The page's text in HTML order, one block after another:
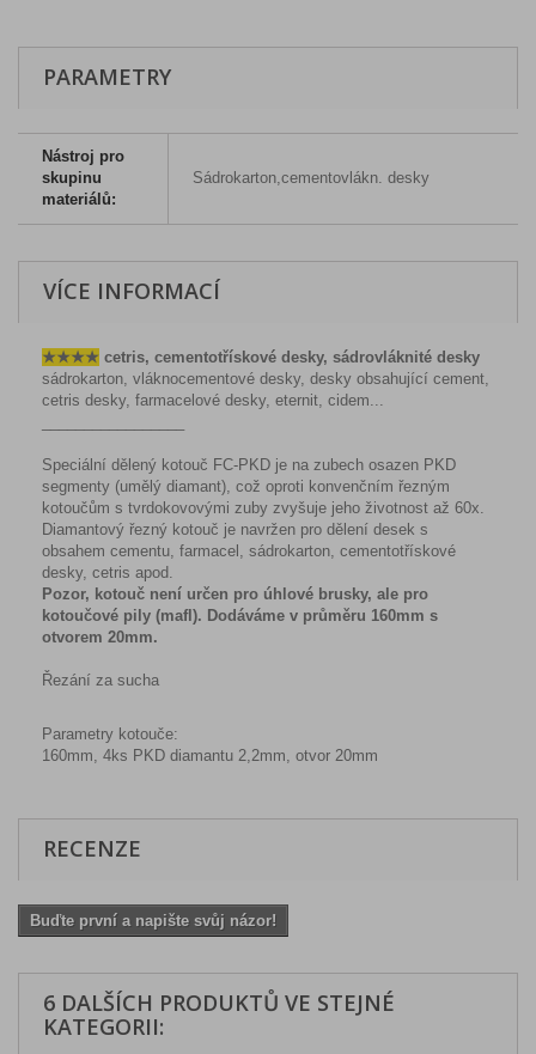
PARAMETRY
Nástroj pro
skupinu
materiálů:
Sádrokarton,cementovlákn. desky
VÍCE INFORMACÍ
★★★★ cetris, cementotřískové desky, sádrovláknité desky
sádrokarton, vláknocementové desky, desky obsahující cement,
cetris desky, farmacelové desky, eternit, cidem...
Speciální dělený kotouč FC-PKD je na zubech osazen PKD
segmenty (umělý diamant), což oproti konvenčním řezným
kotoučům s tvrdokovovými zuby zvyšuje jeho životnost až 60x.
Diamantový řezný kotouč je navržen pro dělení desek s
obsahem cementu, farmacel, sádrokarton, cementotřískové
desky, cetris apod.
Pozor, kotouč není určen pro úhlové brusky, ale pro
kotoučové pily (mafl). Dodáváme v průměru 160mm s
otvorem 20mm.
Řezání za sucha
Parametry kotouče:
160mm, 4ks PKD diamantu 2,2mm, otvor 20mm
RECENZE
Buďte první a napište svůj názor!
6 DALŠÍCH PRODUKTŮ VE STEJNÉ
KATEGORII: